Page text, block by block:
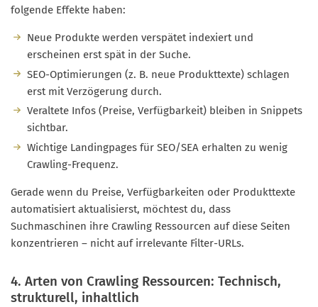
folgende Effekte haben:
Neue Produkte werden verspätet indexiert und
erscheinen erst spät in der Suche.
SEO-Optimierungen (z. B. neue Produkttexte) schlagen
erst mit Verzögerung durch.
Veraltete Infos (Preise, Verfügbarkeit) bleiben in Snippets
sichtbar.
Wichtige Landingpages für SEO/SEA erhalten zu wenig
Crawling-Frequenz.
Gerade wenn du Preise, Verfügbarkeiten oder Produkttexte
automatisiert aktualisierst, möchtest du, dass
Suchmaschinen ihre Crawling Ressourcen auf diese Seiten
konzentrieren – nicht auf irrelevante Filter-URLs.
4. Arten von Crawling Ressourcen: Technisch,
strukturell, inhaltlich